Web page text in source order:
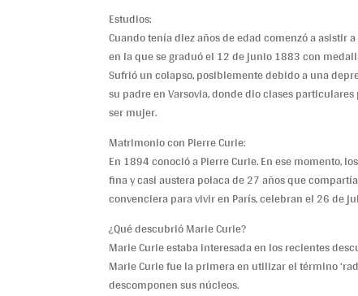
Estudios:
Cuando tenía diez años de edad comenzó a asistir
en la que se graduó el 12 de junio 1883 con
Sufrió un colapso, posiblemente debido a una
su padre en Varsovia, donde dio clases
ser mujer.
Matrimonio con Pierre Curie:
En 1894 conoció a Pierre Curie. En ese momento,
fina y casi austera polaca de 27 años que
convenciera para vivir en París, celebran el 26 de
¿Qué descubrió Marie Curie?
Marie Curie estaba interesada en los recientes
Marie Curie fue la primera en utilizar el término
descomponen sus núcleos.